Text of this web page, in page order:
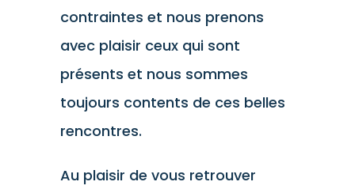
contraintes et nous prenons
avec plaisir ceux qui sont
présents et nous sommes
toujours contents de ces belles
rencontres.
Au plaisir de vous retrouver